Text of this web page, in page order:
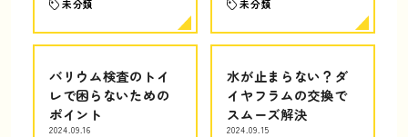
未分類 未分類
バリウム検査のトイ
レで困らないための
ポイント
2024.09.16
水が止まらない？ダ
イヤフラムの交換で
スムーズ解決
2024.09.15